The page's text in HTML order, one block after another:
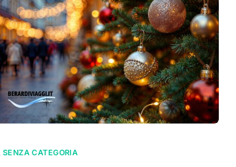
SENZA CATEGORIA